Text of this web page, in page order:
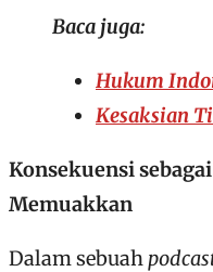
Baca juga:
Hukum
Kesaksian
Konsekuensi
Memuakkan
Dalam sebuah